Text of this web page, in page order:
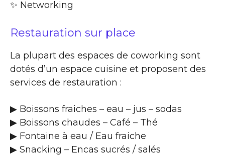
✨​ Networking
Restauration sur place
La plupart des espaces de coworking sont
dotés d’un espace cuisine et proposent des
services de restauration :
▶​ Boissons fraiches – eau – jus – sodas
▶​ Boissons chaudes – Café – Thé
▶​ Fontaine à eau / Eau fraiche
▶​ Snacking – Encas sucrés / salés